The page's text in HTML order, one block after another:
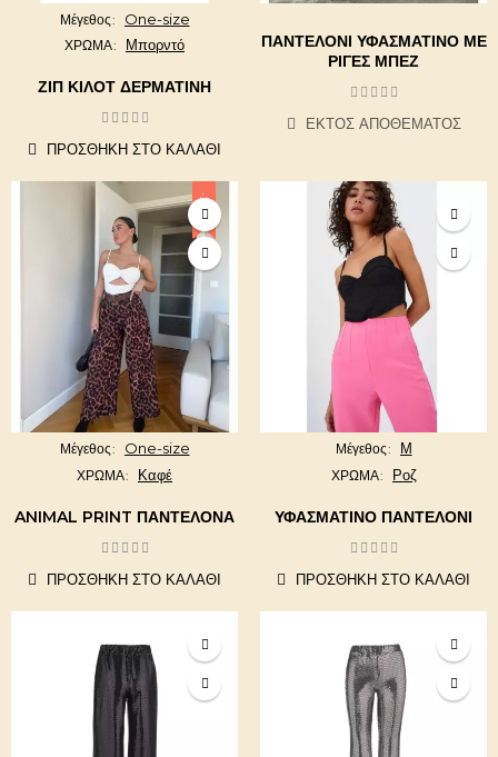
Μέγεθος One-size
ΧΡΩΜΑ Μπορντό
ΖΙΠ ΚΙΛΌΤ ΔΕΡΜΑΤΊΝΗ
ΠΡΟΣΘΉΚΗ ΣΤΟ ΚΑΛΆΘΙ
ΠΑΝΤΕΛΌΝΙ ΥΦΑΣΜΆΤΙΝΟ ΜΕ
ΡΊΓΕΣ ΜΠΕΖ
ΕΚΤΌΣ ΑΠΟΘΈΜΑΤΟΣ
-20%
Μέγεθος One-size
ΧΡΩΜΑ Καφέ
ANIMAL PRINT ΠΑΝΤΕΛΌΝΑ
ΠΡΟΣΘΉΚΗ ΣΤΟ ΚΑΛΆΘΙ
Μέγεθος Μ
ΧΡΩΜΑ Ροζ
ΥΦΑΣΜΆΤΙΝΟ ΠΑΝΤΕΛΌΝΙ
ΠΡΟΣΘΉΚΗ ΣΤΟ ΚΑΛΆΘΙ